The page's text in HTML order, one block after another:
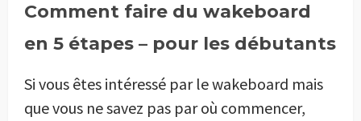
Comment faire du wakeboard
en 5 étapes – pour les débutants
Si vous êtes intéressé par le wakeboard mais
que vous ne savez pas par où commencer,